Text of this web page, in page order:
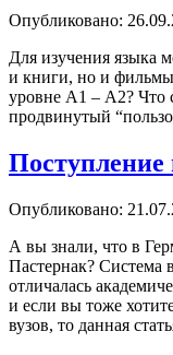
Опубликовано:
Для изучения языка
и книги, но и фильмы
уровне А1 – А2? Что
продвинутый
Опубликовано:
А вы знали, что в
Пастернак? Система
отличалась
и если вы тоже
вузов, то данная